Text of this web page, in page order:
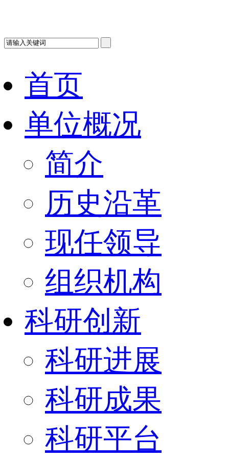
首页
单位概况
简介
历史沿革
现任领导
组织机构
科研创新
科研进展
科研成果
科研平台